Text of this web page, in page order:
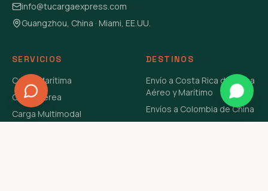
info@tucargaexpress.com
Guangzhou, China · Miami, EE.UU.
SERVICIOS
Carga Marítima
Carga Aérea
Carga Multimodal
DESTINOS
Envío a Costa Rica de China
Aéreo y Marítimo
Envíos a Colombia de China